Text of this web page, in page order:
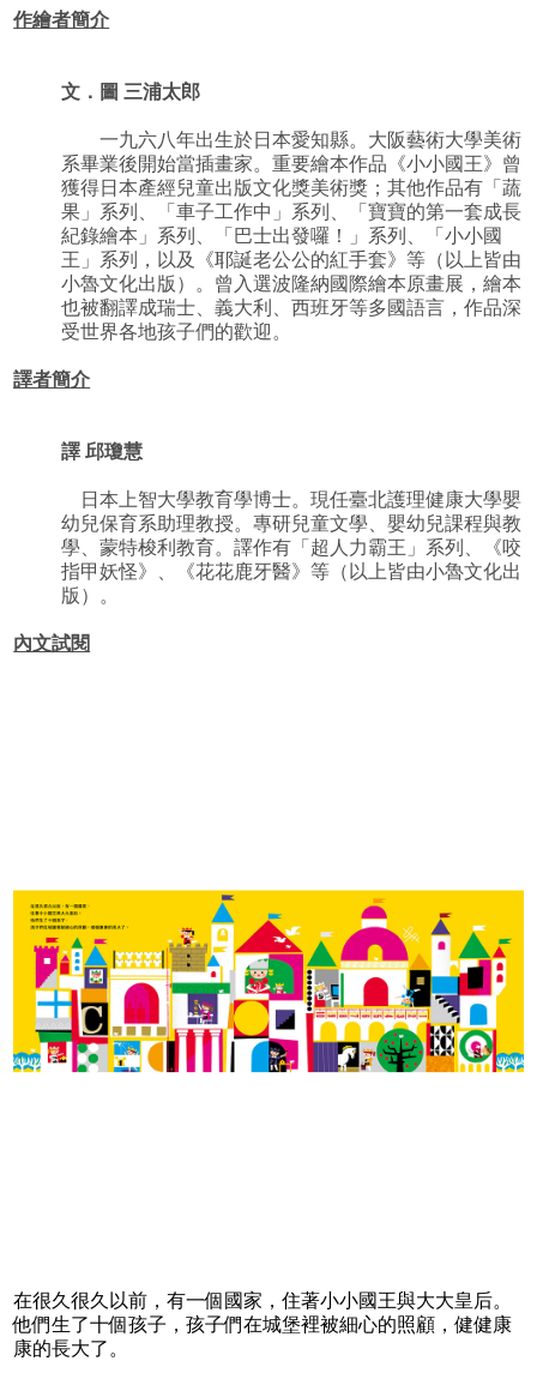
作繪者簡介
文．圖 三浦太郎
一九六八年出生於日本愛知縣。大阪藝術大學美術
系畢業後開始當插畫家。重要繪本作品《小小國王》曾
獲得日本產經兒童出版文化獎美術獎；其他作品有「蔬
果」系列、「車子工作中」系列、「寶寶的第一套成長
紀錄繪本」系列、「巴士出發囉！」系列、「小小國
王」系列，以及《耶誕老公公的紅手套》等（以上皆由
小魯文化出版）。曾入選波隆納國際繪本原畫展，繪本
也被翻譯成瑞士、義大利、西班牙等多國語言，作品深
受世界各地孩子們的歡迎。
譯者簡介
譯 邱瓊慧
日本上智大學教育學博士。現任臺北護理健康大學嬰
幼兒保育系助理教授。專研兒童文學、嬰幼兒課程與教
學、蒙特梭利教育。譯作有「超人力霸王」系列、《咬
指甲妖怪》、《花花鹿牙醫》等（以上皆由小魯文化出
版）。
內文試閱
在很久很久以前，有一個國家，住著小小國王與大大皇后。
他們生了十個孩子，孩子們在城堡裡被細心的照顧，健健康
康的長大了。